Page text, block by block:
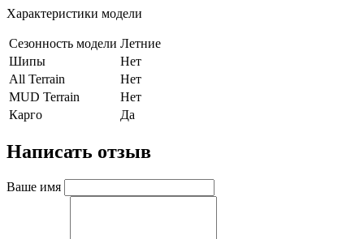
Характеристики модели
Сезонность модели Летние
Шипы
Нет
All Terrain
Нет
MUD Terrain
Нет
Карго
Да
Написать отзыв
Ваше имя